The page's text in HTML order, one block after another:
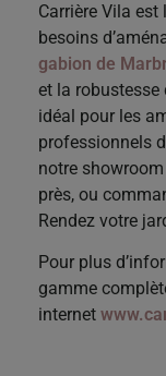
Carrière Vila est
besoins
gabion de
et la
idéal pour les
professionnels
notre
près, ou
Rendez votre
Pour plus
gamme
internet